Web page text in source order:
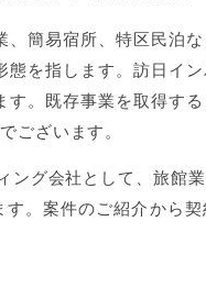
簡易宿所、特区民泊
を指します。訪日イ
。既存事業を取得す
ございます。
グ会社として、旅館
。案件のご紹介から